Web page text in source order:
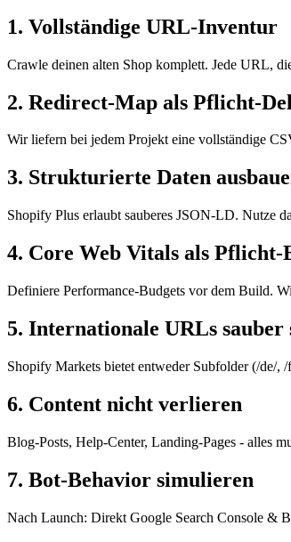
1. Vollständige URL-Inventur
Crawle deinen alten Shop komplett. Jede URL,
2. Redirect-Map als Pflicht-
Wir liefern bei jedem Projekt eine vollständige
3. Strukturierte Daten
Shopify Plus erlaubt sauberes JSON-LD. Nutze
4. Core Web Vitals als Pflicht-
Definiere Performance-Budgets vor dem Build.
5. Internationale URLs
Shopify Markets bietet entweder Subfolder (/de/,
6. Content nicht verlieren
Blog-Posts, Help-Center, Landing-Pages - alles
7. Bot-Behavior simulieren
Nach Launch: Direkt Google Search Console &